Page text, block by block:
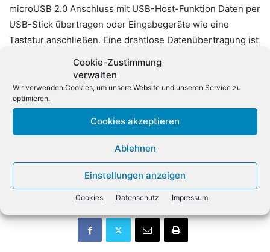
Cookie-Zustimmung
verwalten
Wir verwenden Cookies, um unsere Website und unseren Service zu
optimieren.
Cookies akzeptieren
Ablehnen
Einstellungen anzeigen
Cookies Datenschutz Impressum
microUSB 2.0 Anschluss mit USB-Host-Funktion Daten per
USB-Stick übertragen oder Eingabegeräte wie eine
Tastatur anschließen. Eine drahtlose Datenübertragung ist
sowohl per WLAN, als auch über die Bluetooth-4.0-
Funktion möglich. Dank des integrierten GPS-Sensors
kann außerdem die eigene Position bestimmt werden.
Auf dem Tablet sind bereits einige Apps wie
beispielsweise Softmaker zum Öffnen von Office-
Dokumenten, LIFE Player zum Abspielen von Musik,
Videos oder Fotos sowie das kreative Drawing Pad